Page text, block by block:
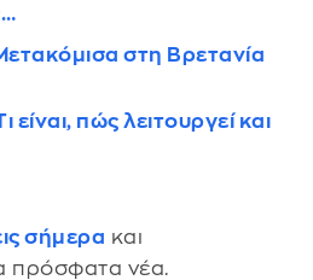
στη Βρετανία
είναι, πώς λειτουργεί και
σήμερα και
πρόσφατα νέα.